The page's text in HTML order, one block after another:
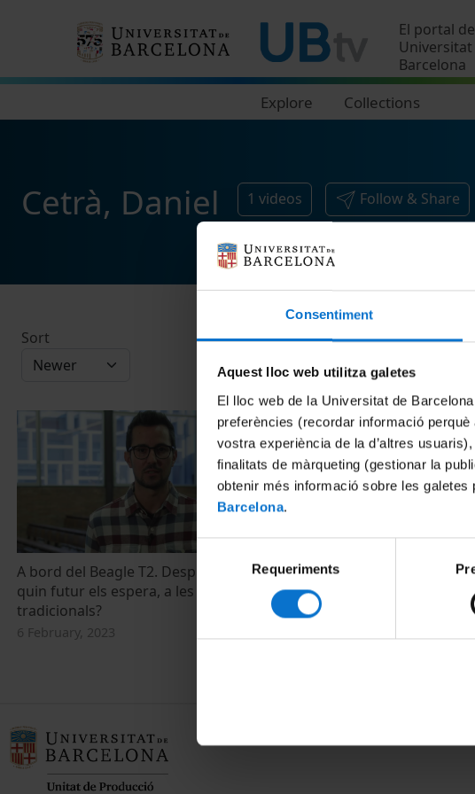
Consentiment
Aquest lloc web utilitza galetes
El lloc web de la Universitat de
preferències (recordar informació
vostra experiència de la d’altres
finalitats de màrqueting (gestionar la
obtenir més informació sobre les galetes
Barcelona.
Selecció
consentiment
Requeriments
El portal
Universitat
Barcelona
Explore Collections
Cetrà, Daniel 1 videos Follow & Share
Sort
A bord del Beagle T2. Després del Brasil,
quin futur els espera, a les democràcies
tradicionals?
6 February, 2023